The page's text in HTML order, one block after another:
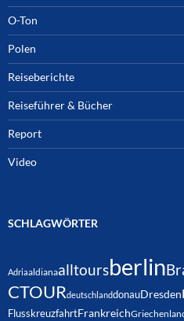
O-Ton
Polen
Reiseberichte
Reiseführer & Bücher
Report
Video
SCHLAGWÖRTER
Adriaaldianaalltoursberlin
CTOURdeutschlanddonauDresden
FlusskreuzfahrtFrankreich